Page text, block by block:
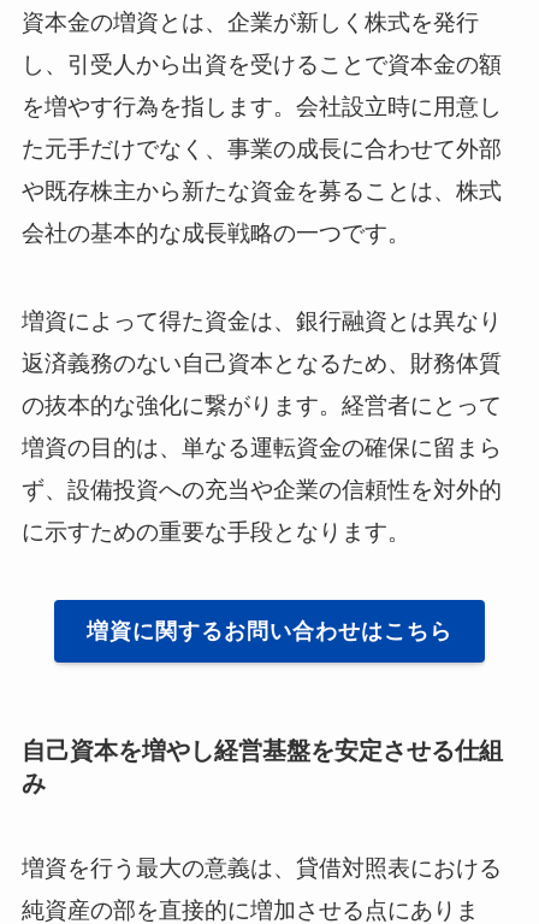
資本金の増資とは、企業が新しく株式を発行
し、引受人から出資を受けることで資本金の額
を増やす行為を指します。会社設立時に用意し
た元手だけでなく、事業の成長に合わせて外部
や既存株主から新たな資金を募ることは、株式
会社の基本的な成長戦略の一つです。
増資によって得た資金は、銀行融資とは異なり
返済義務のない自己資本となるため、財務体質
の抜本的な強化に繋がります。経営者にとって
増資の目的は、単なる運転資金の確保に留まら
ず、設備投資への充当や企業の信頼性を対外的
に示すための重要な手段となります。
増資に関するお問い合わせはこちら
自己資本を増やし経営基盤を安定させる仕組
み
増資を行う最大の意義は、貸借対照表における
純資産の部を直接的に増加させる点にありま